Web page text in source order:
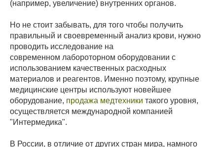
(например, увеличение) внутренних органов.
Но не стоит забывать, для того чтобы получить
правильный и своевременный анализ крови, нужно
проводить исследование на
современном лабороторном оборудовании с
использованием качественных расходных
материалов и реагентов. Именно поэтому, крупные
медицинские центры используют новейшее
оборудование, продажа медтехники такого уровня,
осуществляется международной компанией
"Интермедика".
В России, в отличие от других стран мира, намного